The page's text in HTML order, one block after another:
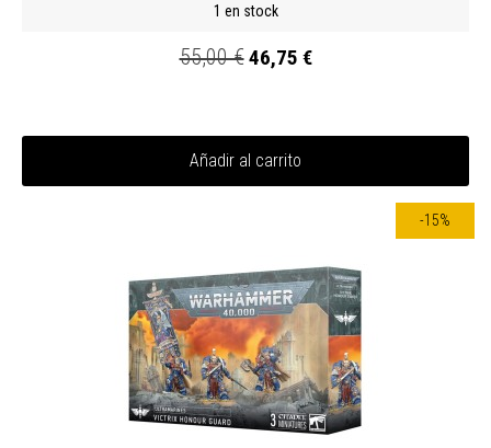
1 en stock
55,00 €46,75 €
Añadir al carrito
-15%